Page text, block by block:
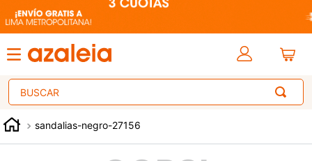
Buscar
sandalias-negro-27156